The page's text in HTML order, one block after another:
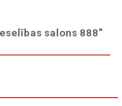
salons 888"